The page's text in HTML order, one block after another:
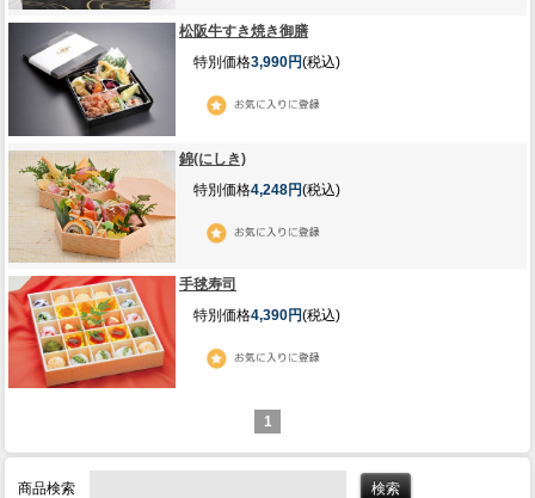
松阪牛すき焼き御膳
特別価格3,990円(税込)
錦(にしき)
特別価格4,248円(税込)
手毬寿司
特別価格4,390円(税込)
1
商品検索